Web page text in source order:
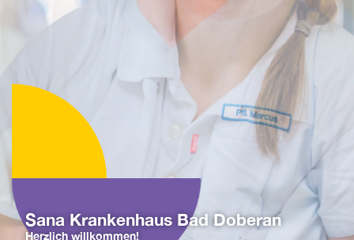
Sana Krankenhaus Bad Doberan
Herzlich willkommen!